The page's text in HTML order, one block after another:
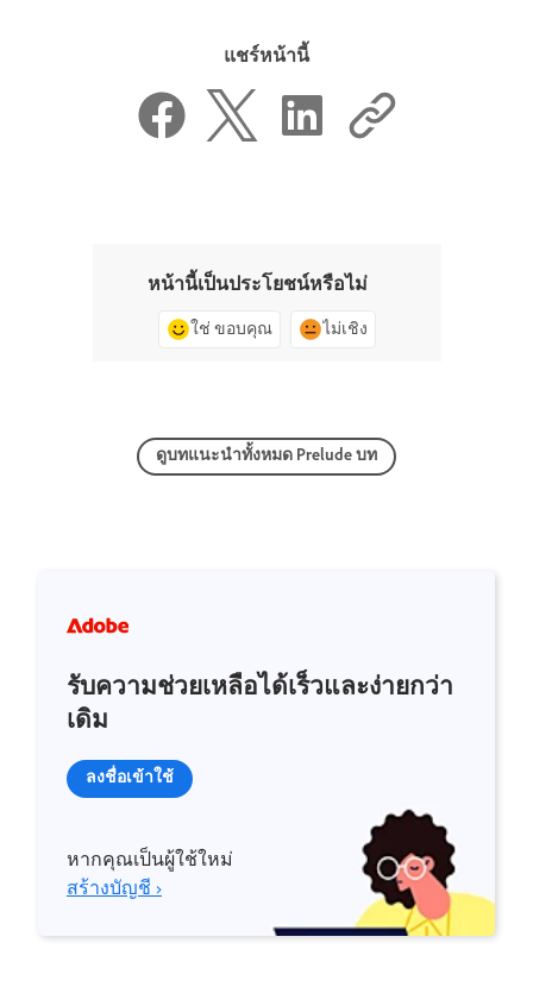
แชร์หน้านี้
หน้านี้เป็นประโยชน์หรือไม่
ใช่ ขอบคุณ ไม่เชิง
ดูบทแนะนำทั้งหมด Prelude บท
รับความช่วยเหลือได้เร็วและง่ายกว่า
เดิม
ลงชื่อเข้าใช้
หากคุณเป็นผู้ใช้ใหม่
สร้างบัญชี ›